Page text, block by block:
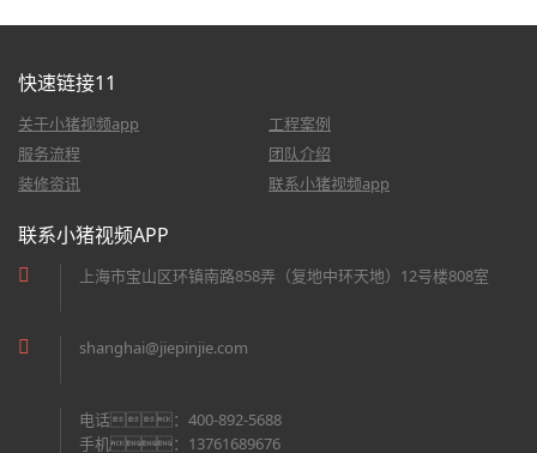
快速链接11
关于小猪视频app
工程案例
服务流程
团队介绍
装修资讯
联系小猪视频app
联系小猪视频APP
上海市宝山区环镇南路858弄（复地中环天地）12号楼808室
shanghai@jiepinjie.com
电话：400-892-5688
手机：13761689676